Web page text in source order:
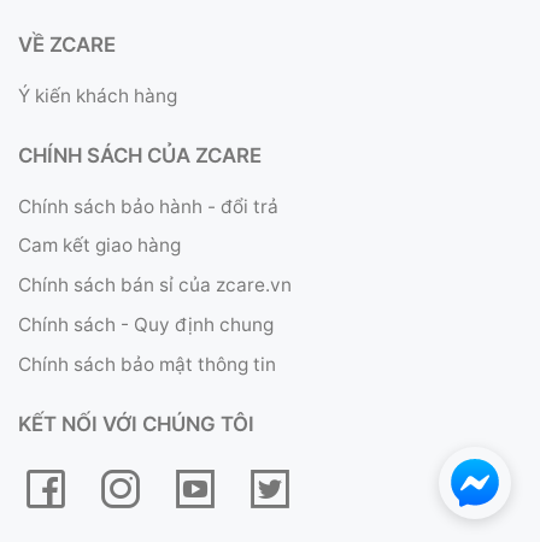
VỀ ZCARE
Ý kiến khách hàng
CHÍNH SÁCH CỦA ZCARE
Chính sách bảo hành - đổi trả
Cam kết giao hàng
Chính sách bán sỉ của zcare.vn
Chính sách - Quy định chung
Chính sách bảo mật thông tin
KẾT NỐI VỚI CHÚNG TÔI